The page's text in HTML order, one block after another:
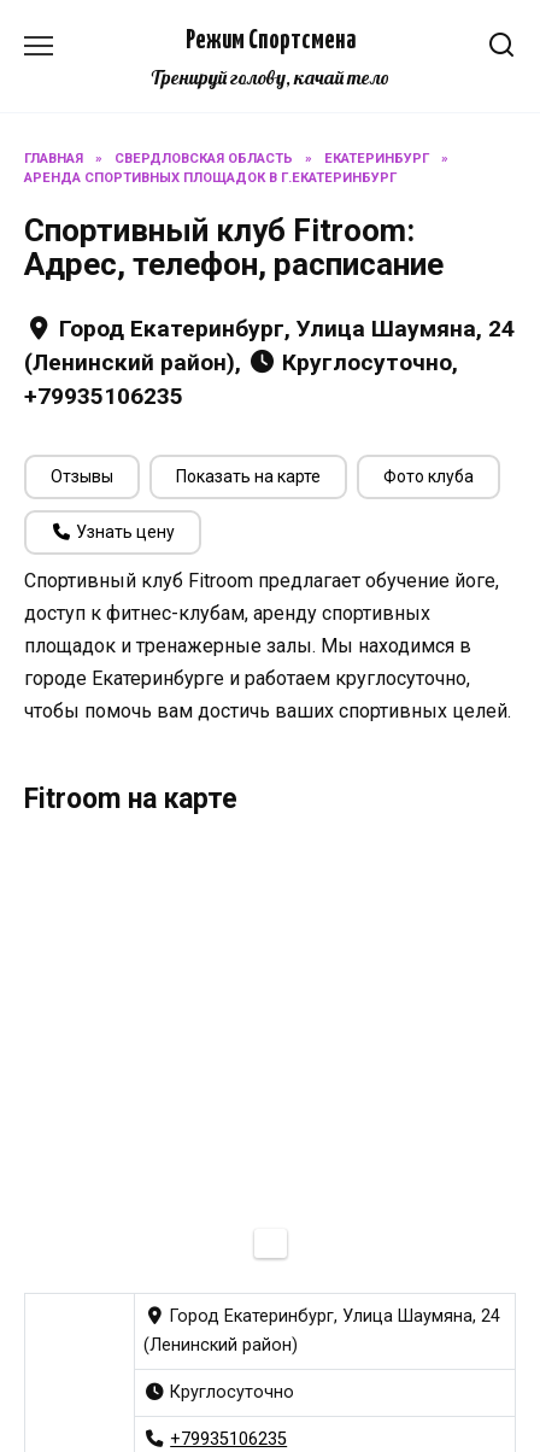
Режим Спортсмена
Тренируй голову, качай тело
ГЛАВНАЯ » СВЕРДЛОВСКАЯ ОБЛАСТЬ » ЕКАТЕРИНБУРГ
»
АРЕНДА СПОРТИВНЫХ ПЛОЩАДОК В Г.ЕКАТЕРИНБУРГ
Спортивный клуб Fitroom:
Адрес, телефон, расписание
Город Екатеринбург, Улица Шаумяна, 24
(Ленинский район),
Круглосуточно,
+79935106235
Отзывы Показать на карте Фото клуба
Узнать цену
Спортивный клуб Fitroom предлагает обучение йоге,
доступ к фитнес-клубам, аренду спортивных
площадок и тренажерные залы. Мы находимся в
городе Екатеринбурге и работаем круглосуточно,
чтобы помочь вам достичь ваших спортивных целей.
Fitroom на карте
Город Екатеринбург, Улица Шаумяна, 24
(Ленинский район)
Круглосуточно
+79935106235